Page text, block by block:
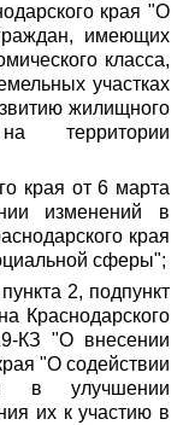
края "О
имеющих
класса,
участках
жилищного
территории
края от 6 марта
изменений в
края
сферы";
2, подпункт
Краснодарского
КЗ "О внесении
"О содействии
в улучшении
их к участию в